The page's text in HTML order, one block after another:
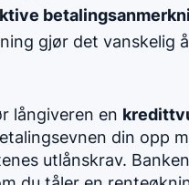
gjør det vanskelig
långiveren en
din opp
utlånskrav.